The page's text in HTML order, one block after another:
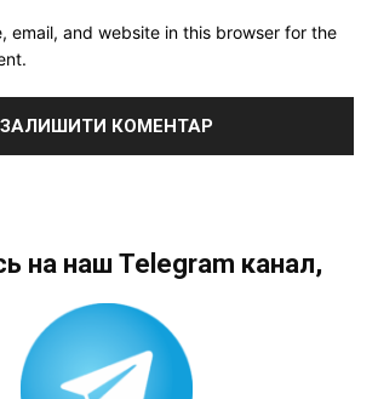
email, and website in this browser for the
на наш Telegram канал,